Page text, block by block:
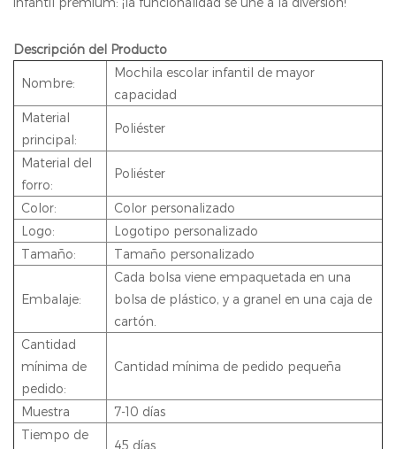
Descripción del Producto
Nombre:
Mochila escolar infantil de mayor
capacidad
Material
principal:
Poliéster
Material del
forro:
Poliéster
Color:
Color personalizado
Logo:
Logotipo personalizado
Tamaño:
Tamaño personalizado
Embalaje:
Cada bolsa viene empaquetada en una
bolsa de plástico, y a granel en una caja de
cartón.
Cantidad
mínima de
pedido:
Cantidad mínima de pedido pequeña
Muestra
7-10 días
Tiempo de
45 días